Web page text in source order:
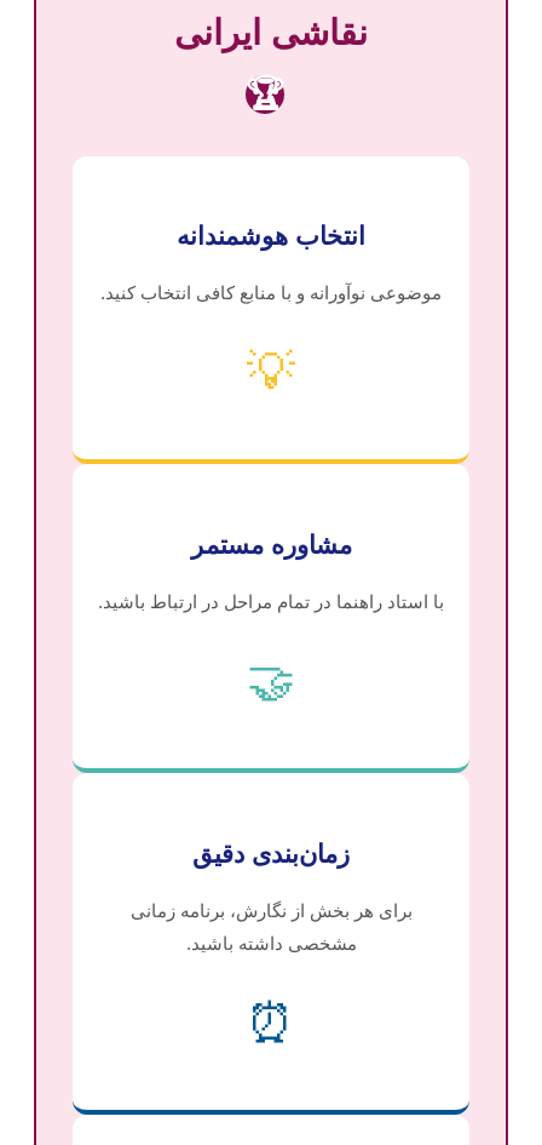
نقاشی ایرانی
🏆
انتخاب هوشمندانه
موضوعی نوآورانه و با منابع کافی انتخاب کنید.
💡
مشاوره مستمر
با استاد راهنما در تمام مراحل در ارتباط باشید.
🤝
زمان‌بندی دقیق
برای هر بخش از نگارش، برنامه زمانی
مشخصی داشته باشید.
⏰